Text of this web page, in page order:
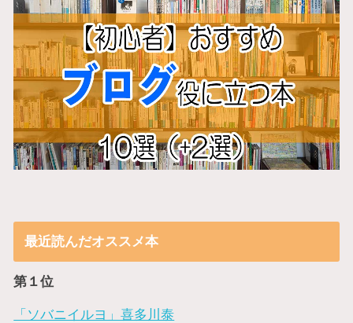
最近読んだオススメ本
第１位
「ソバニイルヨ」喜多川泰